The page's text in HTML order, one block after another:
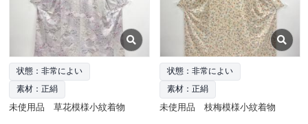
状態：非常によい
素材：正絹
未使用品 草花模様小紋着物
状態：非常によい
素材：正絹
未使用品 枝梅模様小紋着物